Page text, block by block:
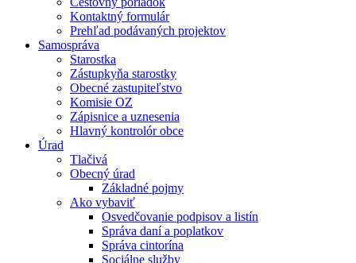
Kontaktný formulár
Prehľad podávaných projektov
Samospráva
Starostka
Zástupkyňa starostky
Obecné zastupiteľstvo
Komisie OZ
Zápisnice a uznesenia
Hlavný kontrolór obce
Úrad
Tlačivá
Obecný úrad
Základné pojmy
Ako vybaviť
Osvedčovanie podpisov a listín
Správa daní a poplatkov
Správa cintorína
Sociálne služby